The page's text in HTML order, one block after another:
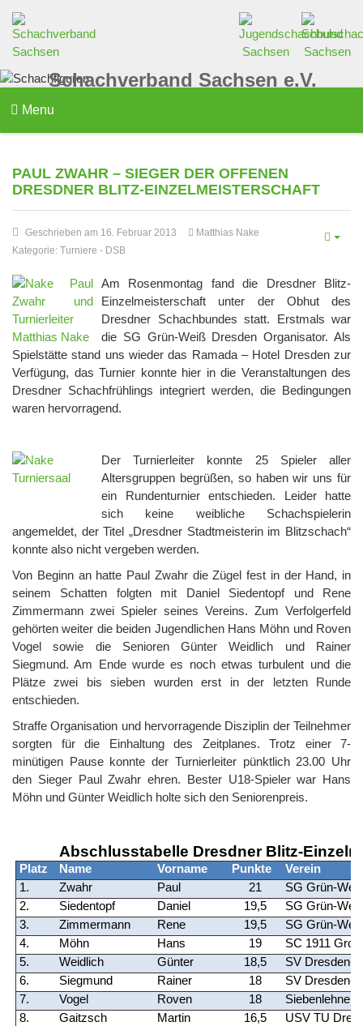
Schachverband Sachsen e.V.
Menu
PAUL ZWAHR – SIEGER DER OFFENEN
DRESDNER BLITZ-EINZELMEISTERSCHAFT
Geschrieben am 16. Februar 2013
Matthias Nake
Kategorie: Turniere - DSB
Am Rosenmontag fand die Dresdner Blitz-
Einzelmeisterschaft unter der Obhut des
Dresdner Schachbundes statt. Erstmals war
die SG Grün-Weiß Dresden Organisator. Als
Spielstätte stand uns wieder das Ramada – Hotel Dresden zur
Verfügung, das Turnier konnte hier in die Veranstaltungen des
Dresdner Schachfrühlings integriert werden, die Bedingungen
waren hervorragend.
Der Turnierleiter konnte 25 Spieler aller
Altersgruppen begrüßen, so haben wir uns für
ein Rundenturnier entschieden. Leider hatte
sich keine weibliche Schachspielerin
angemeldet, der Titel „Dresdner Stadtmeisterin im Blitzschach“
konnte also nicht vergeben werden.
Von Beginn an hatte Paul Zwahr die Zügel fest in der Hand, in
seinem Schatten folgten mit Daniel Siedentopf und Rene
Zimmermann zwei Spieler seines Vereins. Zum Verfolgerfeld
gehörten weiter die beiden Jugendlichen Hans Möhn und Roven
Vogel sowie die Senioren Günter Weidlich und Rainer
Siegmund. Am Ende wurde es noch etwas turbulent und die
Plätze zwei bis sieben wurden erst in der letzten Runde
entschieden.
Straffe Organisation und hervorragende Disziplin der Teilnehmer
sorgten für die Einhaltung des Zeitplanes. Trotz einer 7-
minütigen Pause konnte der Turnierleiter pünktlich 23.00 Uhr
den Sieger Paul Zwahr ehren. Bester U18-Spieler war Hans
Möhn und Günter Weidlich holte sich den Seniorenpreis.
Abschlusstabelle Dresdner Blitz-
Platz Name Vorname Punkte
Verein
1.
Zwahr Paul 21
SG Grün-
2.
Siedentopf Daniel 19,5
SG Grün-
3.
Zimmermann Rene 19,5
SG Grün-
4.
Möhn Hans 19
SC 1911
5.
Weidlich Günter 18,5
SV Dresden-
6.
Siegmund Rainer 18
SV Dresden-
7.
Vogel Roven 18
Siebenlehner
8.
Gaitzsch Martin 16,5
USV TU